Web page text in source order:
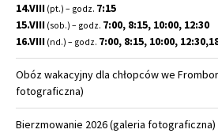
14.VIII (pt.) – godz. 7:15
15.VIII (sob.) – godz. 7:00, 8:15, 10:00, 12:30
16.VIII (nd.) – godz. 7:00, 8:15, 10:00,
Obóz wakacyjny dla chłopców we
fotograficzna)
Bierzmowanie 2026 (galeria fotograficzna)